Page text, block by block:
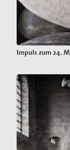
Impuls zum 24.